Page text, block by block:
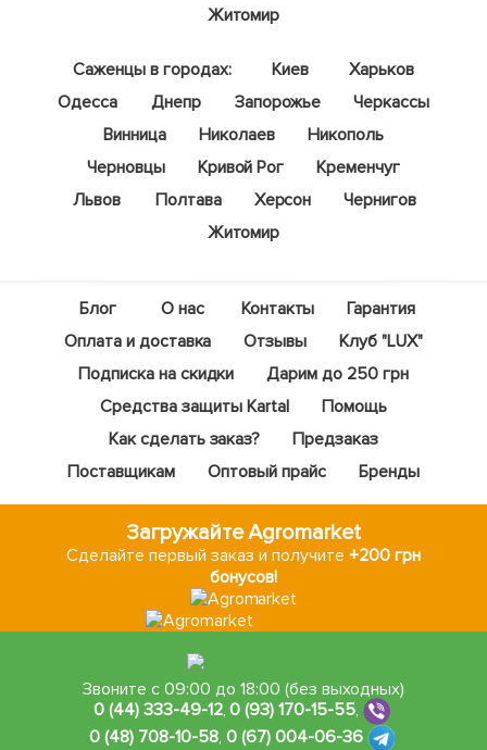
Житомир
Саженцы в городах: Киев
Харьков
Одесса
Днепр Запорожье
Черкассы
Винница
Николаев
Никополь
Черновцы
Кривой Рог
Кременчуг
Львов
Полтава Херсон
Чернигов
Житомир
Блог О нас Контакты
Гарантия
Оплата и доставка
Отзывы
Клуб "LUX"
Подписка на скидки
Дарим до 250 грн
Средства защиты Kartal
Помощь
Как сделать заказ?
Предзаказ
Поставщикам
Оптовый прайс Бренды
Загружайте Agromarket
Сделайте первый заказ и получите +200 грн
бонусов!
Звоните с 09:00 до 18:00 (без выходных)
0 (44) 333-49-12,0 (93) 170-15-55,
0 (48) 708-10-58, 0 (67) 004-06-36